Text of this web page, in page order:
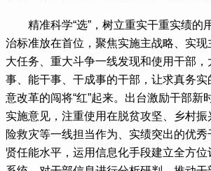
精准科学“选”，树立重实干重实绩的
治标准放在首位，聚焦实施主战略、实
大任务、重大斗争一线发现和使用干部
事、能干事、干成事的干部，让求真务实
意改革的闯将“红”起来。出台激励干部新
实施意见，注重使用在脱贫攻坚、乡村
险救灾等一线担当作为、实绩突出的优
贤任能水平，运用信息化手段建立全方位